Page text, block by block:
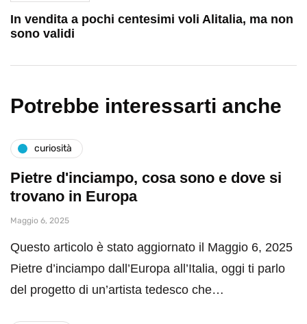
In vendita a pochi centesimi voli Alitalia, ma non
sono validi
Potrebbe interessarti anche
curiosità
Pietre d'inciampo, cosa sono e dove si
trovano in Europa
Maggio 6, 2025
Questo articolo è stato aggiornato il Maggio 6, 2025
Pietre d’inciampo dall’Europa all’Italia, oggi ti parlo
del progetto di un’artista tedesco che…